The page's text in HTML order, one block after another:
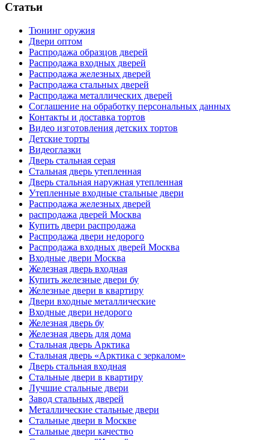
Статьи
Тюнинг оружия
Двери оптом
Распродажа образцов дверей
Распродажа входных дверей
Распродажа железных дверей
Распродажа стальных дверей
Распродажа металлических дверей
Соглашение на обработку персональных данных
Контакты и доставка тортов
Видео изготовления детских тортов
Детские торты
Видеоглазки
Дверь стальная серая
Стальная дверь утепленная
Дверь стальная наружная утепленная
Утепленные входные стальные двери
Распродажа железных дверей
распродажа дверей Москва
Купить двери распродажа
Распродажа двери недорого
Распродажа входных дверей Москва
Входные двери Москва
Железная дверь входная
Купить железные двери бу
Железные двери в квартиру
Двери входные металлические
Входные двери недорого
Железная дверь бу
Железная дверь для дома
Стальная дверь Арктика
Стальная дверь «Арктика с зеркалом»
Дверь стальная входная
Стальные двери в квартиру
Лучшие стальные двери
Завод стальных дверей
Металлические стальные двери
Стальные двери в Москве
Стальные двери качество